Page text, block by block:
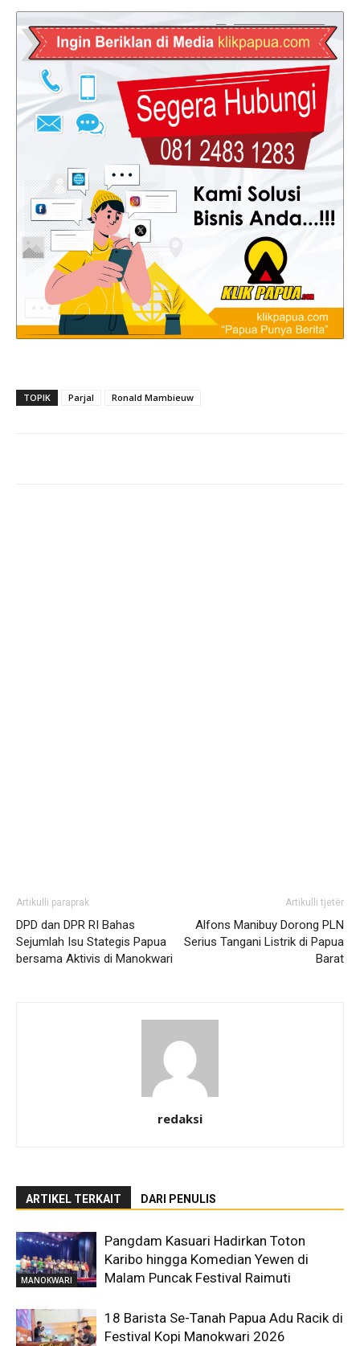
TOPIK Parjal Ronald Mambieuw
Artikulli paraprak
DPD dan DPR RI Bahas
Sejumlah Isu Stategis Papua
bersama Aktivis di Manokwari
Artikulli tjetër
Alfons Manibuy Dorong PLN
Serius Tangani Listrik di Papua
Barat
redaksi
ARTIKEL TERKAIT DARI PENULIS
MANOKWARI
Pangdam Kasuari Hadirkan Toton
Karibo hingga Komedian Yewen di
Malam Puncak Festival Raimuti
18 Barista Se-Tanah Papua Adu Racik di
Festival Kopi Manokwari 2026